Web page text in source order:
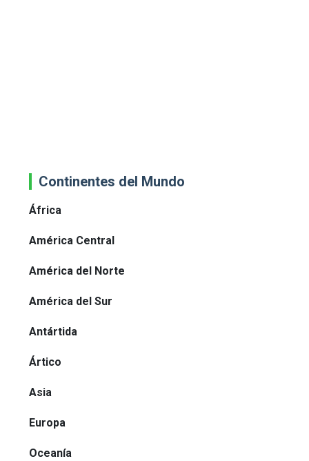
Continentes del Mundo
África
América Central
América del Norte
América del Sur
Antártida
Ártico
Asia
Europa
Oceanía